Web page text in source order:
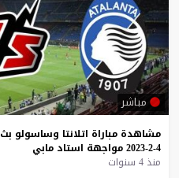
مباشر
مشاهدة مباراة اتلانتا وساسولو بث
4-2-2023
مواجهة استاد مابي
منذ 4 سنوات